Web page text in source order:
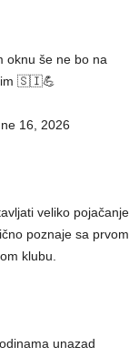
oknu še ne bo na
🇸🇮💪
16, 2026
veliko pojačanje
poznaje sa prvom
klubu.
unazad